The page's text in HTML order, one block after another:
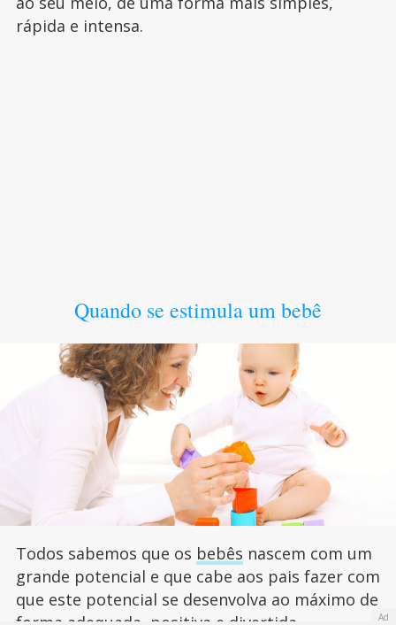
rápida e intensa.
Quando se estimula um bebê
Todos sabemos que os bebês nascem com um
grande potencial e que cabe aos pais fazer com
que este potencial se desenvolva ao máximo de
Ad